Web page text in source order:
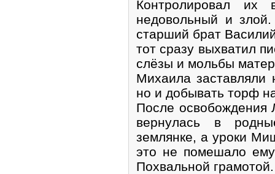
Контролировал их
недовольный и
старший брат
тот сразу выхватил
слёзы и мольбы
Михаила заставляли
но и добывать торф
После освобождения
вернулась в
землянке, а уроки
это не помешало ему
Похвальной грамотой.